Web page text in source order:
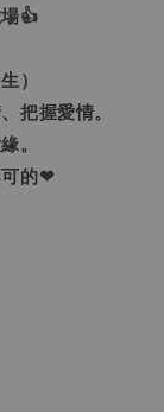
👍
）
把握愛情。
。
可的❤